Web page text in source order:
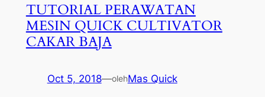
TUTORIAL PERAWATAN
MESIN QUICK CULTIVATOR
CAKAR BAJA
Oct 5, 2018—olehMas Quick